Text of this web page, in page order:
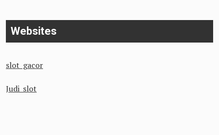
Websites
slot gacor
Judi slot